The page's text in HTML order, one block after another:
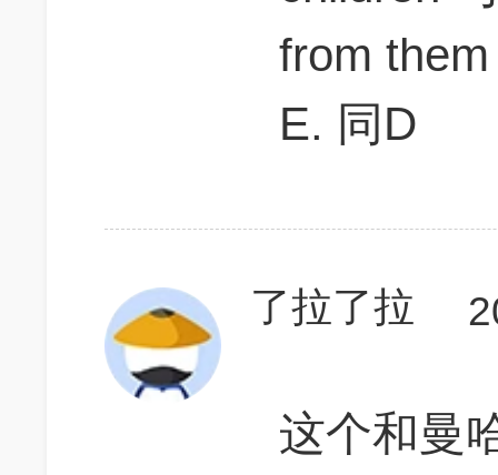
from them
E. 同D
了拉了拉
这个和曼